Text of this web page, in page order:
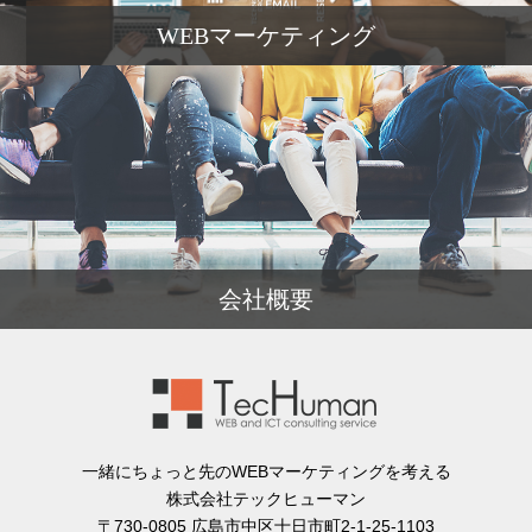
WEBマーケティング
会社概要
一緒にちょっと先のWEBマーケティングを考える
株式会社テックヒューマン
〒730-0805 広島市中区十日市町2-1-25-1103